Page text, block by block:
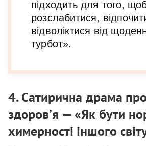
підходить для того,
розслабитися,
відволіктися від
турбот».
4. Сатирична драма
здоров’я — «Як бути
химерності іншого